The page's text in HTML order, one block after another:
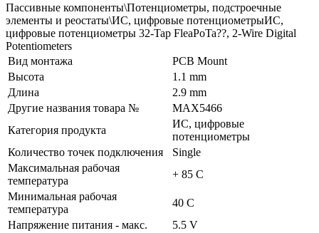
Пассивные компоненты\Потенциометры, подстроечные
элементы и реостаты\ИС, цифровые потенциометрыИС,
цифровые потенциометры 32-Tap FleaPoTa??, 2-Wire Digital
Potentiometers
Вид монтажа
PCB Mount
Высота
1.1 mm
Длина
2.9 mm
Другие названия товара №
MAX5466
Категория продукта
ИС, цифровые
потенциометры
Количество точек подключения
Single
Максимальная рабочая
температура
+ 85 C
Минимальная рабочая
температура
40 C
Напряжение питания - макс.
5.5 V